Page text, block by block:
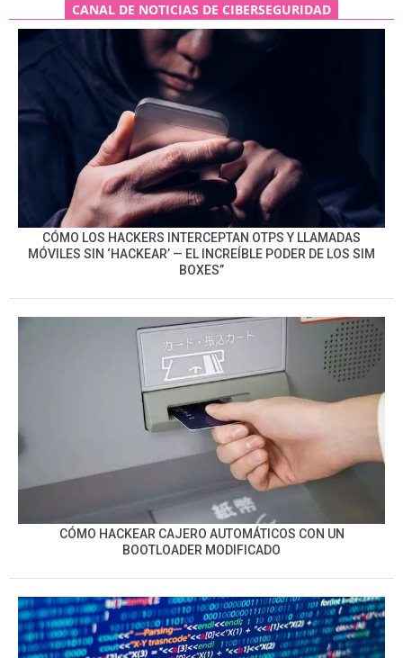
CANAL DE NOTICIAS DE CIBERSEGURIDAD
CÓMO LOS HACKERS INTERCEPTAN OTPS Y LLAMADAS
MÓVILES SIN ‘HACKEAR’ — EL INCREÍBLE PODER DE LOS SIM
BOXES”
CÓMO HACKEAR CAJERO AUTOMÁTICOS CON UN
BOOTLOADER MODIFICADO